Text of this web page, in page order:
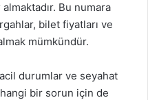
Bu numara
bilet fiyatları ve
mümkündür.
durumlar ve seyahat
bir sorun için de